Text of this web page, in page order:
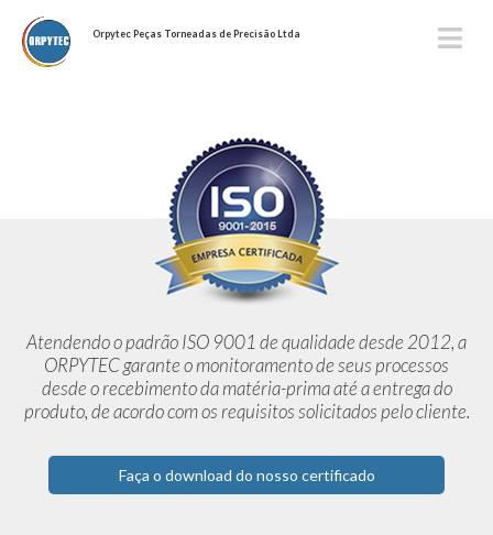
Orpytec Peças Torneadas de Precisão Ltda
Atendendo o padrão ISO 9001 de qualidade desde 2012,a
ORPYTEC garante o monitoramento de seus processos
desde orecebimento da matéria-prima até a entrega do
produto, de acordocom os requisitos solicitados pelo cliente.
Faça o download do nosso certificado